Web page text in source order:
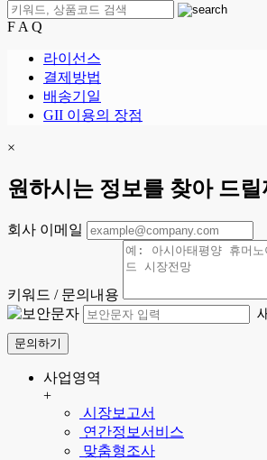
F A Q
라이선스
결제방법
배송기일
GII 이용의 장점
×
원하시는 정보를 찾아 드릴
회사 이메일
키워드 / 문의내용
문의하기
사업영역
+
시장보고서
연간정보서비스
맞춤형조사